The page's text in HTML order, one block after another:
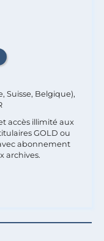
Suisse, Belgique),
accès illimité aux
GOLD ou
abonnement
archives.